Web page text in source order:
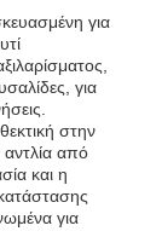
για
για
στην
αντλία από
και η
για